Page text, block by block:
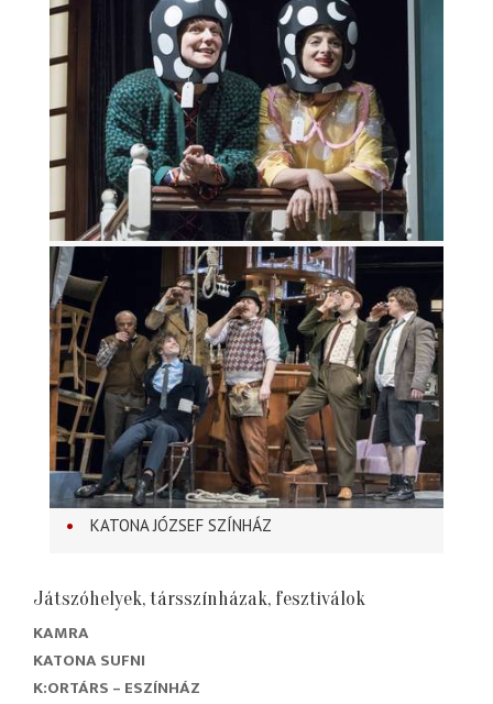
KATONA JÓZSEF SZÍNHÁZ
Játszóhelyek, társszínházak, fesztiválok
KAMRA
KATONA SUFNI
K:ORTÁRS – ESZÍNHÁZ